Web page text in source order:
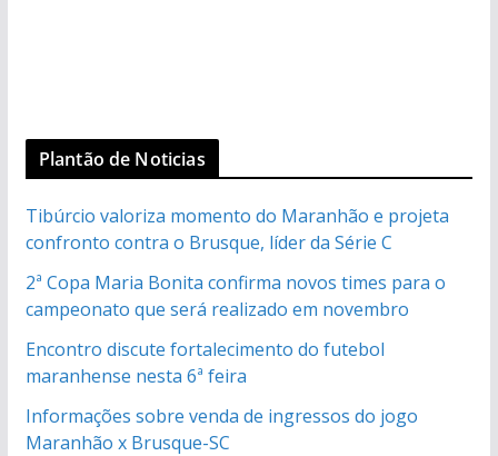
Plantão de Noticias
Tibúrcio valoriza momento do Maranhão e projeta
confronto contra o Brusque, líder da Série C
2ª Copa Maria Bonita confirma novos times para o
campeonato que será realizado em novembro
Encontro discute fortalecimento do futebol
maranhense nesta 6ª feira
Informações sobre venda de ingressos do jogo
Maranhão x Brusque-SC